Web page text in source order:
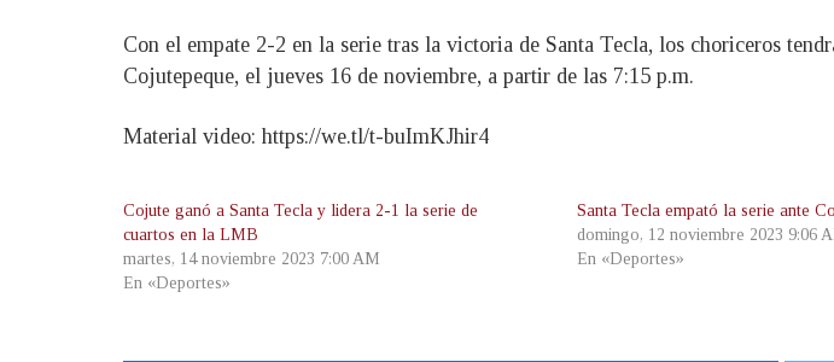
Con el empate 2-2 en la serie tras la victoria de Santa Tecla, los choriceros
Cojutepeque, el jueves 16 de noviembre, a partir de las 7:15 p.m.
Material video: https://we.tl/t-buImKJhir4
Cojute ganó a Santa Tecla y lidera 2-1 la serie de
cuartos en la LMB
martes, 14 noviembre 2023 7:00 AM
En «Deportes»
Santa Tecla empató la serie ante
domingo, 12 noviembre 2023 9:06
En «Deportes»